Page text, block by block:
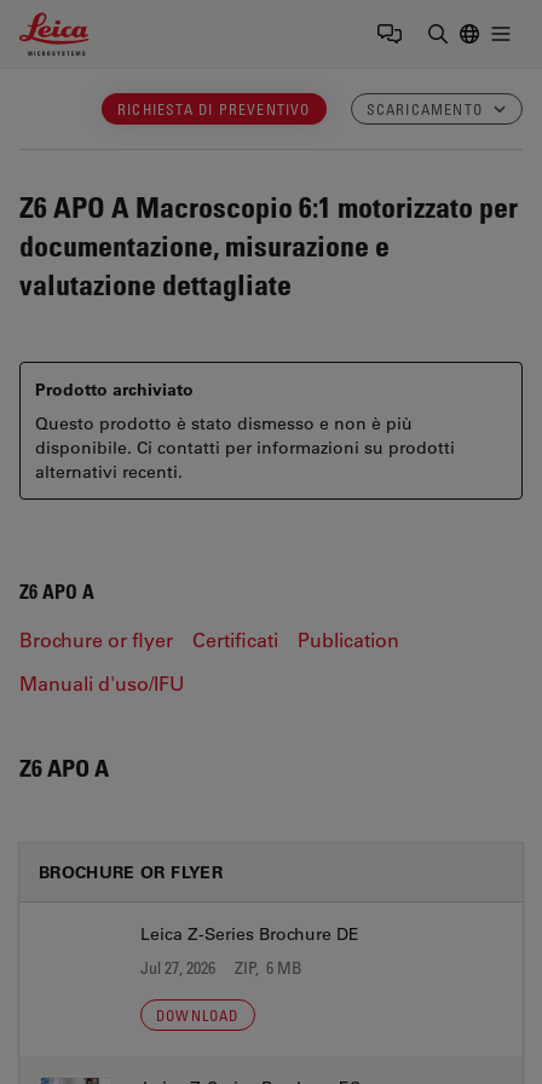
Leica Microsystems Logo
RICHIESTA DI PREVENTIVO SCARICAMENTO
Z6 APO A Macroscopio 6:1 motorizzato per
documentazione, misurazione e
valutazione dettagliate
Prodotto archiviato
Questo prodotto è stato dismesso e non è più
disponibile. Ci contatti per informazioni su prodotti
alternativi recenti.
Z6 APO A
Brochure or flyer Certificati
Publication
Manuali d'uso/IFU
Z6 APO A
BROCHURE OR FLYER
Leica Z-Series Brochure DE
Jul 27, 2026 ZIP, 6 MB
DOWNLOAD